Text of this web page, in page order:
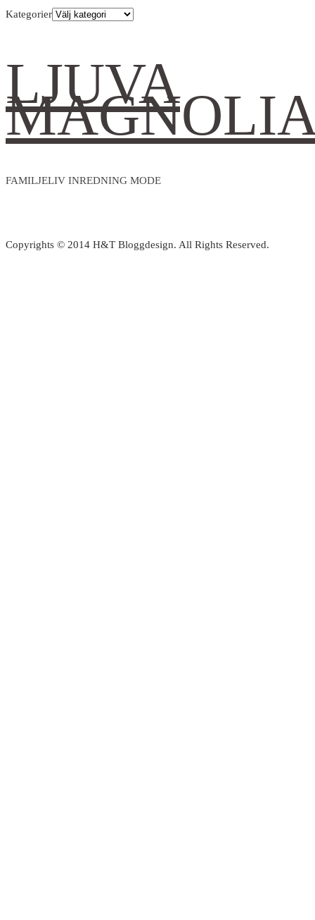
Kategorier
LJUVA
FAMILJELIV INREDNING MODE
Copyrights © 2014 H&T Bloggdesign. All Rights Reserved.